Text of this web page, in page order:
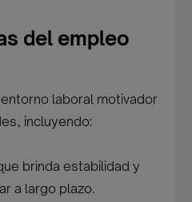
del empleo
laboral motivador
incluyendo:
brinda estabilidad y
a largo plazo.